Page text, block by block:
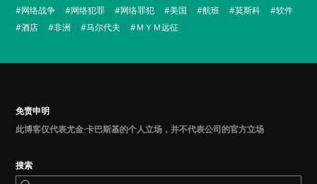
网络战争
网络犯罪 网络罪犯 美国 航班 莫斯科
软件
酒店
非洲 马尔代夫 ＭＹＭ远征
免责申明
此博客仅代表尤金·卡巴斯基的个人立场，并不代表公司的官方立场
搜索